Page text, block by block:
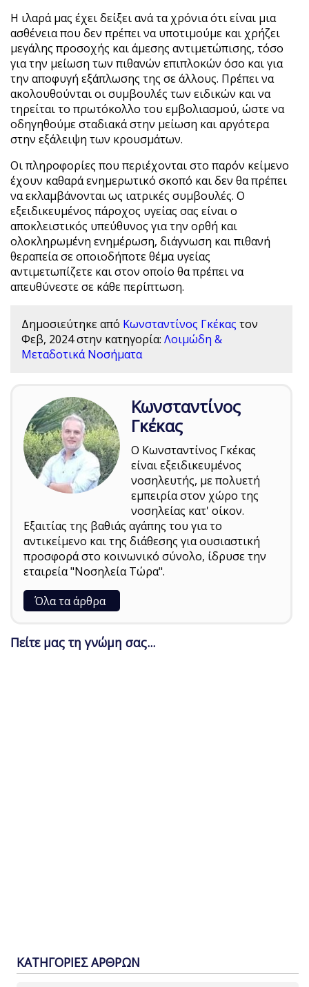
Η ιλαρά μας έχει δείξει ανά τα χρόνια ότι είναι μια
ασθένεια που δεν πρέπει να υποτιμούμε και χρήζει
μεγάλης προσοχής και άμεσης αντιμετώπισης, τόσο
για την μείωση των πιθανών επιπλοκών όσο και για
την αποφυγή εξάπλωσης της σε άλλους. Πρέπει να
ακολουθούνται οι συμβουλές των ειδικών και να
τηρείται το πρωτόκολλο του εμβολιασμού, ώστε να
οδηγηθούμε σταδιακά στην μείωση και αργότερα
στην εξάλειψη των κρουσμάτων.
Οι πληροφορίες που περιέχονται στο παρόν κείμενο
έχουν καθαρά ενημερωτικό σκοπό και δεν θα πρέπει
να εκλαμβάνονται ως ιατρικές συμβουλές. Ο
εξειδικευμένος πάροχος υγείας σας είναι ο
αποκλειστικός υπεύθυνος για την ορθή και
ολοκληρωμένη ενημέρωση, διάγνωση και πιθανή
θεραπεία σε οποιοδήποτε θέμα υγείας
αντιμετωπίζετε και στον οποίο θα πρέπει να
απευθύνεστε σε κάθε περίπτωση.
Δημοσιεύτηκε από Κωνσταντίνος Γκέκας τον
Φεβ, 2024στην κατηγορία:Λοιμώδη &
Μεταδοτικά Νοσήματα
Κωνσταντίνος
Γκέκας
Ο Κωνσταντίνος Γκέκας
είναι εξειδικευμένος
νοσηλευτής, με πολυετή
εμπειρία στον χώρο της
νοσηλείας κατ' οίκον.
Εξαιτίας της βαθιάς αγάπης του για το
αντικείμενο και της διάθεσης για ουσιαστική
προσφορά στο κοινωνικό σύνολο, ίδρυσε την
εταιρεία "Νοσηλεία Τώρα".
Όλα τα άρθρα
Πείτε μας τη γνώμη σας...
ΚΑΤΗΓΟΡΙΕΣ ΑΡΘΡΩΝ